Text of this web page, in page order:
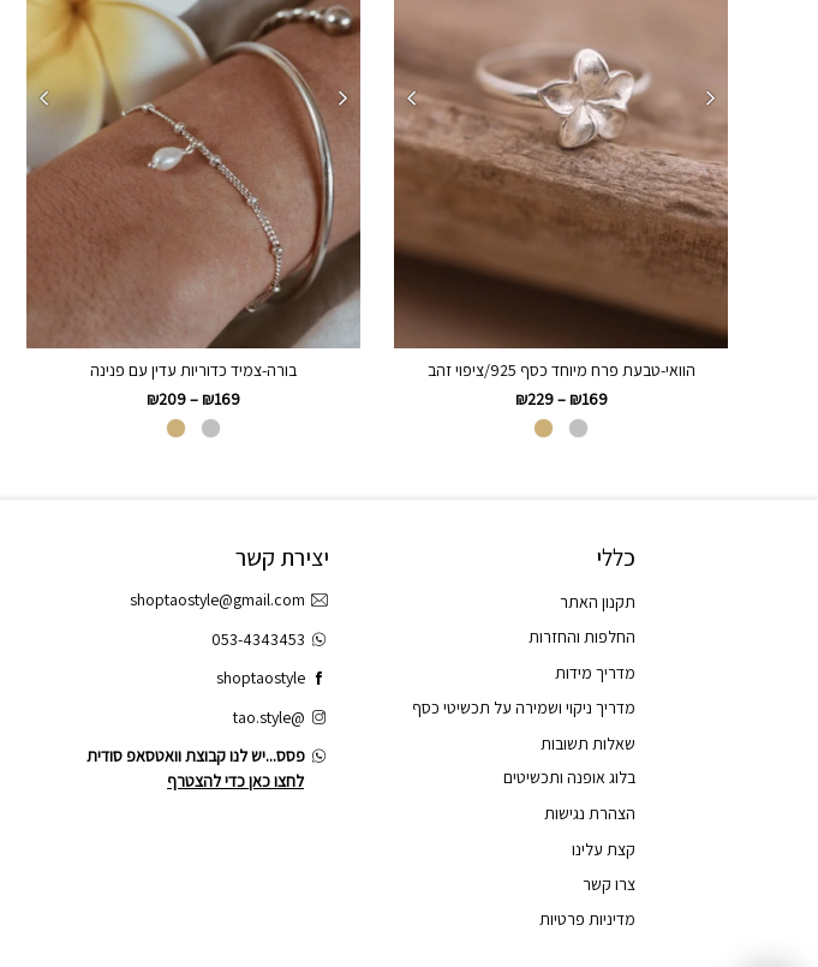
הוואי-טבעת פרח מיוחד כסף 925/ציפוי זהב
₪169
–
₪229
בורה-צמיד כדוריות עדין עם פנינה
₪169
–
₪209
כללי
תקנון האתר
החלפות והחזרות
מדריך מידות
מדריך ניקוי ושמירה על תכשיטי כסף
שאלות תשובות
בלוג אופנה ותכשיטים
הצהרת נגישות
קצת עלינו
צרו קשר
מדיניות פרטיות
יצירת קשר
shoptaostyle@gmail.com
053-4343453
shoptaostyle
@tao.style
פסס...יש לנו קבוצת וואטסאפ סודית
לחצו כאן כדי להצטרף